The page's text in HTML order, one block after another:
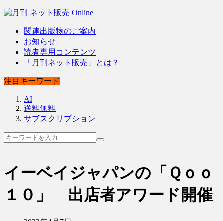
関連出版物のご案内
お知らせ
読者専用コンテンツ
「月刊ネット販売」とは？
注目キーワード
AI
送料無料
サブスクリプション
イーベイジャパンの「Ｑｏｏ
１０」 出店者アワード開催